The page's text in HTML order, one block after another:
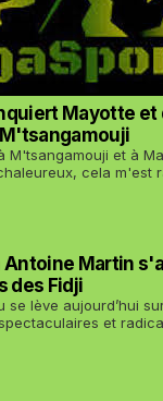
Mayotte et
M'tsangamouji et à
cela m'est
Antoine Martin
des Fidji
se lève aujourd’hui
et